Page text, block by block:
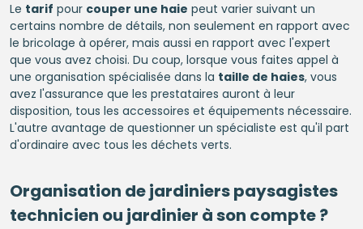
Le tarif pour couper une haie peut varier suivant un
certains nombre de détails, non seulement en rapport avec
le bricolage à opérer, mais aussi en rapport avec l'expert
que vous avez choisi. Du coup, lorsque vous faites appel à
une organisation spécialisée dans la taille de haies, vous
avez l'assurance que les prestataires auront à leur
disposition, tous les accessoires et équipements nécessaire.
L'autre avantage de questionner un spécialiste est qu'il part
d'ordinaire avec tous les déchets verts.
Organisation de jardiniers paysagistes
technicien ou jardinier à son compte ?